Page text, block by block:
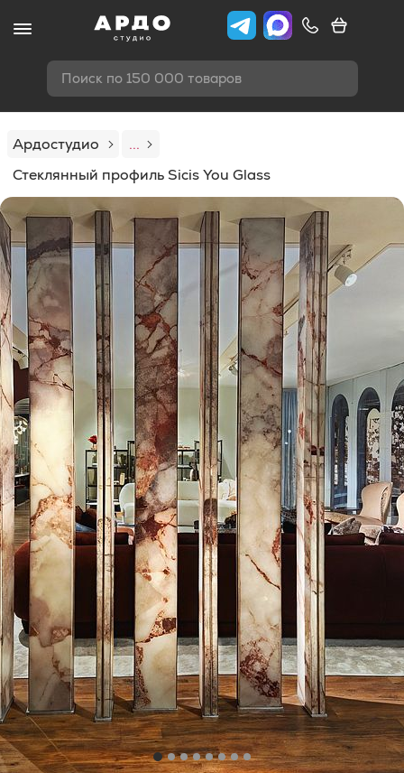
Поиск по 150 000 товаров
Ардостудио
...
Стеклянный профиль Sicis You Glass